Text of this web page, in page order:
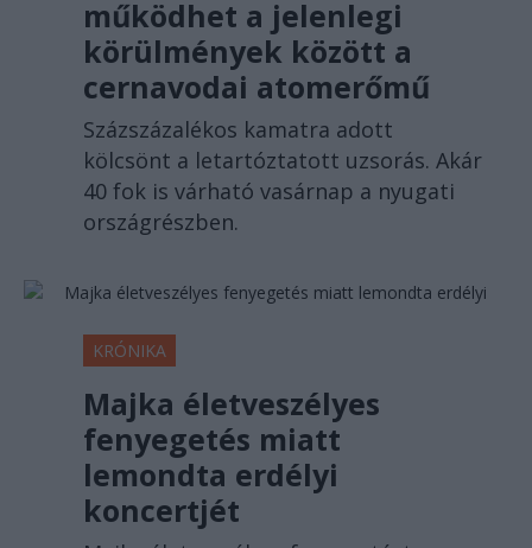
működhet a jelenlegi
körülmények között a
cernavodai atomerőmű
Százszázalékos kamatra adott
kölcsönt a letartóztatott uzsorás. Akár
40 fok is várható vasárnap a nyugati
országrészben.
KRÓNIKA
Majka életveszélyes
fenyegetés miatt
lemondta erdélyi
koncertjét